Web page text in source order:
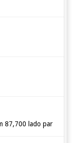
87,700 lado par